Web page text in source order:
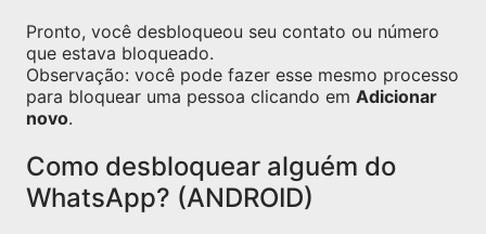
Pronto, você desbloqueou seu contato ou número
que estava bloqueado.
Observação: você pode fazer esse mesmo processo
para bloquear uma pessoa clicando em Adicionar
novo.
Como desbloquear alguém do
WhatsApp? (ANDROID)